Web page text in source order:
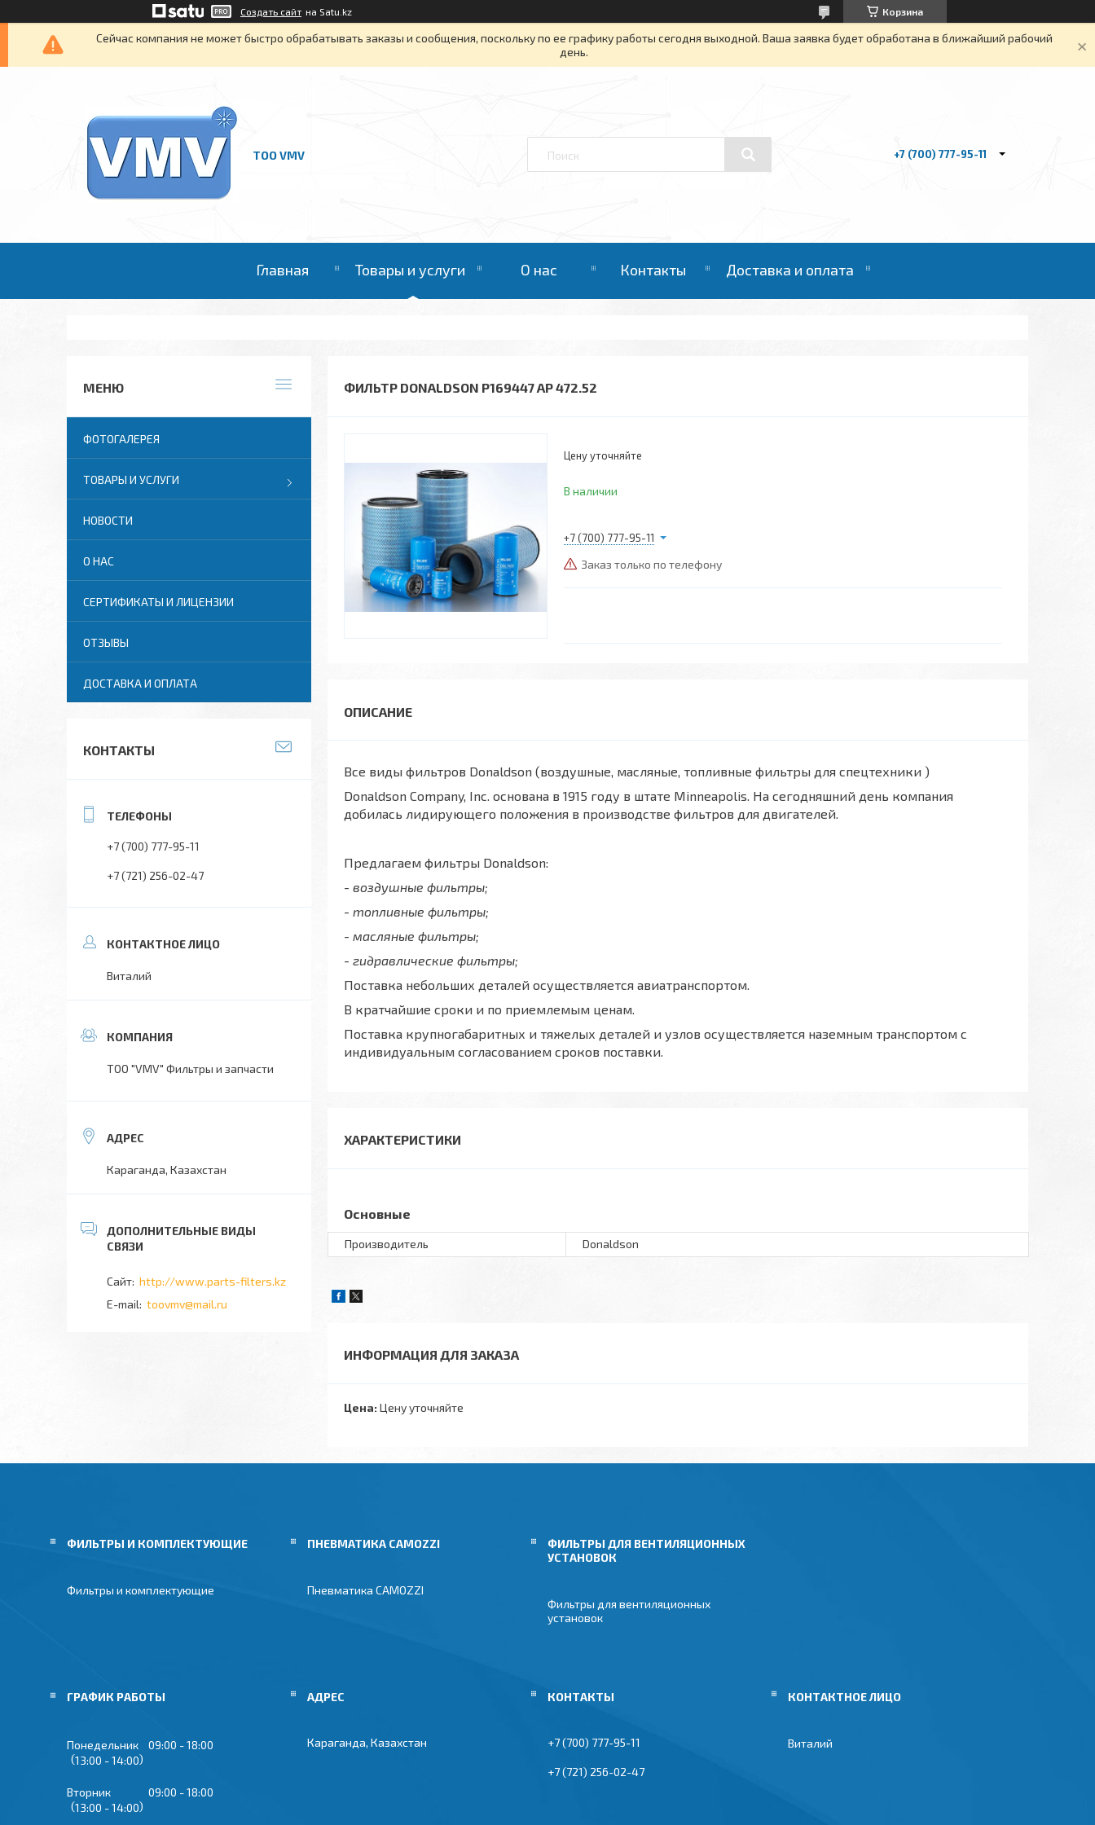
Создать сайт на Satu.kz Корзина
Сейчас компания не может быстро обрабатывать заказы и сообщения, поскольку по ее графику работы сегодня выходной. Ваша заявка будет обработана в ближайший рабочий
день.
ТОО VMV +7 (700) 777-95-11
Главная Товары и услуги О нас Контакты Доставка и оплата
ФИЛЬТР DONALDSON P169447 AP 472.52
Цену уточняйте
В наличии
+7 (700) 777-95-11
Заказ только по телефону
Все виды фильтров Donaldson (воздушные, масляные, топливные фильтры для спецтехники )
Donaldson Company, Inc. основана в 1915 году в штате Minneapolis. На сегодняшний день компания
добилась лидирующего положения в производстве фильтров для двигателей.
Предлагаем фильтры Donaldson:
- воздушные фильтры;
- топливные фильтры;
- масляные фильтры;
- гидравлические фильтры;
Поставка небольших деталей осуществляется авиатранспортом.
В кратчайшие сроки и по приемлемым ценам.
Поставка крупногабаритных и тяжелых деталей и узлов осуществляется наземным транспортом с
индивидуальным согласованием сроков поставки.
ХАРАКТЕРИСТИКИ
Основные
Производитель Donaldson
ИНФОРМАЦИЯ ДЛЯ ЗАКАЗА
Цена: Цену уточняйте
ФОТОГАЛЕРЕЯ
ТОВАРЫ И УСЛУГИ
НОВОСТИ
О НАС
СЕРТИФИКАТЫ И ЛИЦЕНЗИИ
ОТЗЫВЫ
ДОСТАВКА И ОПЛАТА
КОНТАКТЫ
+7 (700) 777-95-11
+7 (721) 256-02-47
Виталий
ТОО "VMV" Фильтры и запчасти
Караганда, Казахстан
http://www.parts-filters.kz
toovmv@mail.ru
ФИЛЬТРЫ И КОМПЛЕКТУЮЩИЕ
Фильтры и комплектующие
ПНЕВМАТИКА CAMOZZI
Пневматика CAMOZZI
ФИЛЬТРЫ ДЛЯ ВЕНТИЛЯЦИОННЫХ
УСТАНОВОК
Фильтры для вентиляционных
установок
ГРАФИК РАБОТЫ
Понедельник 09:00
18:00
13:00
14:00
Вторник 09:00
18:00
13:00
14:00
Караганда, Казахстан +7 (700) 777-95-11
+7 (721) 256-02-47
Виталий